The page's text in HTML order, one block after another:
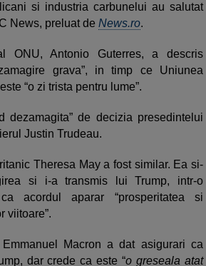
si industria carbunelui au salutat
News, preluat de News.ro.
ONU, Antonio Guterres, a descris
grava”, in timp ce Uniunea
“o zi trista pentru lume”.
dezamagita” de decizia presedintelui
Justin Trudeau.
Theresa May a fost similar. Ea si-
si i-a transmis lui Trump, intr-o
acordul aparar “prosperitatea si
viitoare”.
Emmanuel Macron a dat asigurari ca
dar crede ca este “o greseala atat